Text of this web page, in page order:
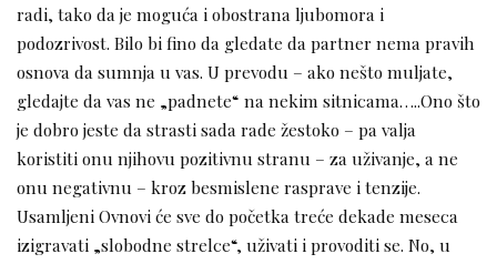
radi, tako da je moguća i obostrana ljubomora i
podozrivost. Bilo bi fino da gledate da partner nema pravih
osnova da sumnja u vas. U prevodu – ako nešto muljate,
gledajte da vas ne „padnete“ na nekim sitnicama…..Ono što
je dobro jeste da strasti sada rade žestoko – pa valja
koristiti onu njihovu pozitivnu stranu – za uživanje, a ne
onu negativnu – kroz besmislene rasprave i tenzije.
Usamljeni Ovnovi će sve do početka treće dekade meseca
izigravati „slobodne strelce“, uživati i provoditi se. No, u